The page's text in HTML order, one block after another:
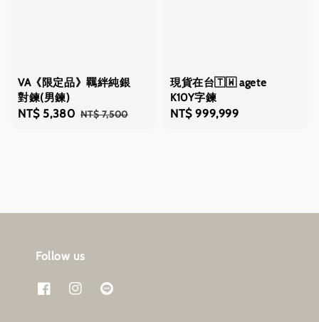
VA《限定品》羈絆純銀
對鍊(男鍊)
Sale
NT$ 5,380 Regular
NT$ 7,500
現貨在台🇹🇼 agete
K10Y字鍊
Regular
NT$ 999,999
Follow us